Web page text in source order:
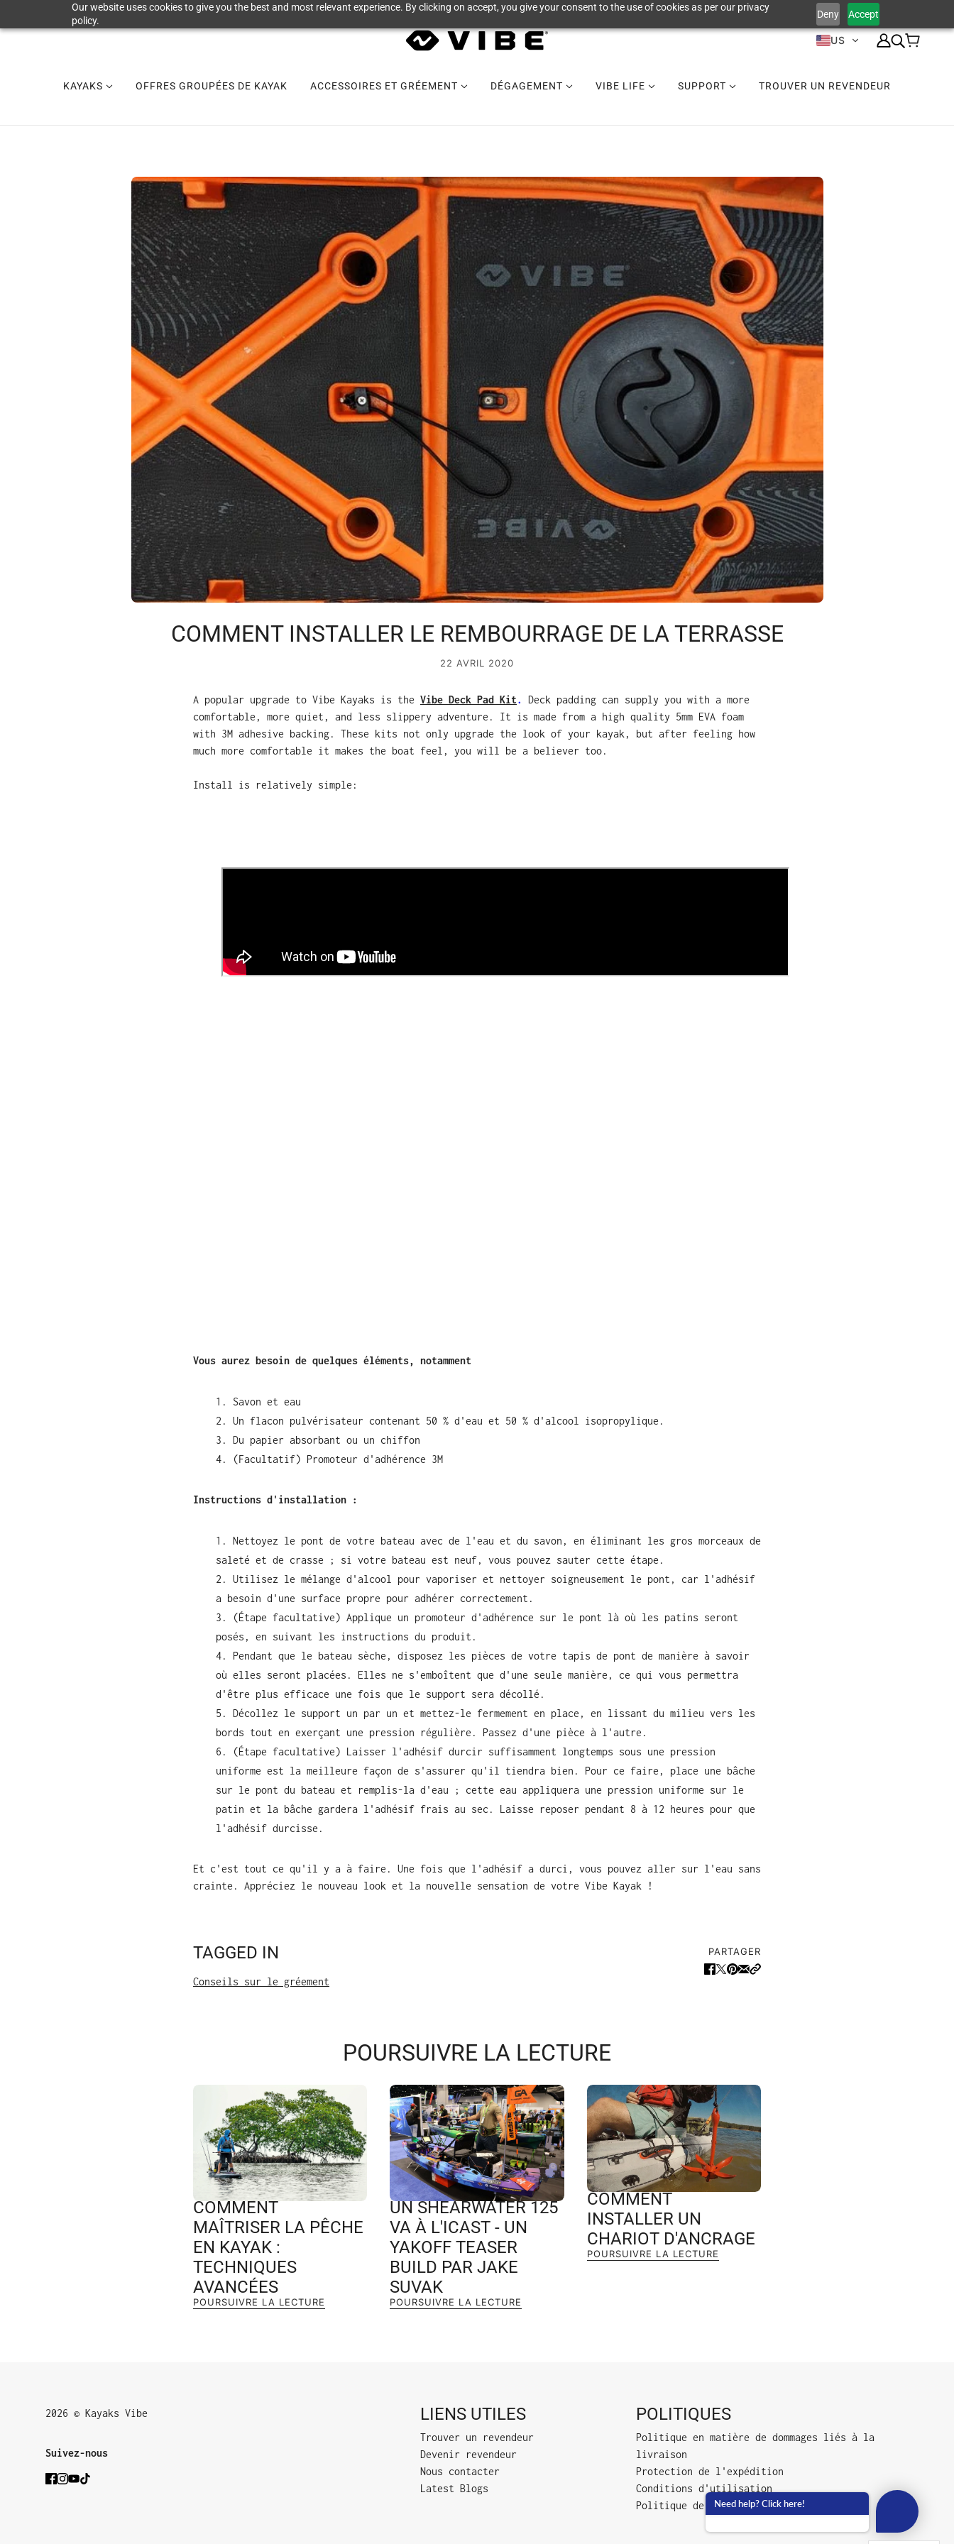
Our website uses cookies to give you the best and most relevant experience. By clicking on accept, you give your consent to the use of cookies as per our privacy
policy.
Deny Accept
US
KAYAKS OFFRES GROUPÉES DE KAYAK ACCESSOIRES ET GRÉEMENT DÉGAGEMENT VIBE LIFE SUPPORT TROUVER UN REVENDEUR
COMMENT INSTALLER LE REMBOURRAGE DE LA TERRASSE
22 AVRIL 2020
A popular upgrade to Vibe Kayaks is the Vibe Deck Pad Kit.
Deck padding can supply you with a more
comfortable, more quiet, and less slippery adventure. It is made from a high quality 5mm EVA foam
with 3M adhesive backing. These kits not only upgrade the look of your kayak, but after feeling how
much more comfortable it makes the boat feel, you will be a believer too.
Install is relatively simple:
Vous aurez besoin de quelques éléments, notamment
Savon et eau
Un flacon pulvérisateur contenant 50 % d'eau et 50 % d'alcool isopropylique.
Du papier absorbant ou un chiffon
(Facultatif) Promoteur d'adhérence 3M
Instructions d'installation :
Nettoyez le pont de votre bateau avec de l'eau et du savon, en éliminant les gros morceaux de
saleté et de crasse ; si votre bateau est neuf, vous pouvez sauter cette étape.
Utilisez le mélange d'alcool pour vaporiser et nettoyer soigneusement le pont, car l'adhésif
a besoin d'une surface propre pour adhérer correctement.
(Étape facultative) Applique un promoteur d'adhérence sur le pont là où les patins seront
posés, en suivant les instructions du produit.
Pendant que le bateau sèche, disposez les pièces de votre tapis de pont de manière à savoir
où elles seront placées. Elles ne s'emboîtent que d'une seule manière, ce qui vous permettra
d'être plus efficace une fois que le support sera décollé.
Décollez le support un par un et mettez-le fermement en place, en lissant du milieu vers les
bords tout en exerçant une pression régulière. Passez d'une pièce à l'autre.
(Étape facultative) Laisser l'adhésif durcir suffisamment longtemps sous une pression
uniforme est la meilleure façon de s'assurer qu'il tiendra bien. Pour ce faire, place une bâche
sur le pont du bateau et remplis-la d'eau ; cette eau appliquera une pression uniforme sur le
patin et la bâche gardera l'adhésif frais au sec. Laisse reposer pendant 8 à 12 heures pour que
l'adhésif durcisse.
Et c'est tout ce qu'il y a à faire. Une fois que l'adhésif a durci, vous pouvez aller sur l'eau sans
crainte. Appréciez le nouveau look et la nouvelle sensation de votre Vibe Kayak !
TAGGED IN
Conseils sur le gréement
PARTAGER
POURSUIVRE LA LECTURE
COMMENT
MAÎTRISER LA PÊCHE
EN KAYAK :
TECHNIQUES
AVANCÉES
POURSUIVRE LA LECTURE
UN SHEARWATER 125
VA À L'ICAST - UN
YAKOFF TEASER
BUILD PAR JAKE
SUVAK
POURSUIVRE LA LECTURE
COMMENT
INSTALLER UN
CHARIOT D'ANCRAGE
POURSUIVRE LA LECTURE
2026 © Kayaks Vibe
Suivez-nous
LIENS UTILES
Trouver un revendeur
Devenir revendeur
Nous contacter
Latest Blogs
POLITIQUES
Politique en matière de dommages liés à la
livraison
Protection de l'expédition
Conditions d'utilisation
Politique de confidentialité
Need help? Click here!